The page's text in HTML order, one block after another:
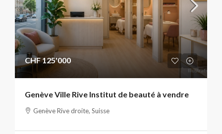
CHF 125'000
Genève Ville Rive Institut de beauté à vendre
Genève Rive droite, Suisse